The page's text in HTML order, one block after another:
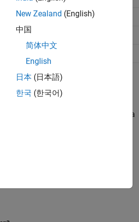
simple voltage measurement using a
New Zealand (English)
中国
简体中文
English
日本 (日本語)
한국 (한국어)